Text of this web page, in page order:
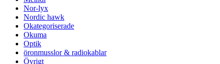
Nor-lyx
Nordic hawk
Okategoriserade
Okuma
Optik
öronmusslor & radiokablar
Övrigt